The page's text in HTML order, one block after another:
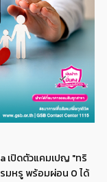
เปิดตัวแคมเปญ "ทริ
มหรู พร้อมผ่อน 0 ได้